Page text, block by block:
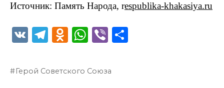
Источник: Память Народа, respublika-khakasiya.ru
V
T
e
O
n
W
a
Vi
er
Герой Советского Союза